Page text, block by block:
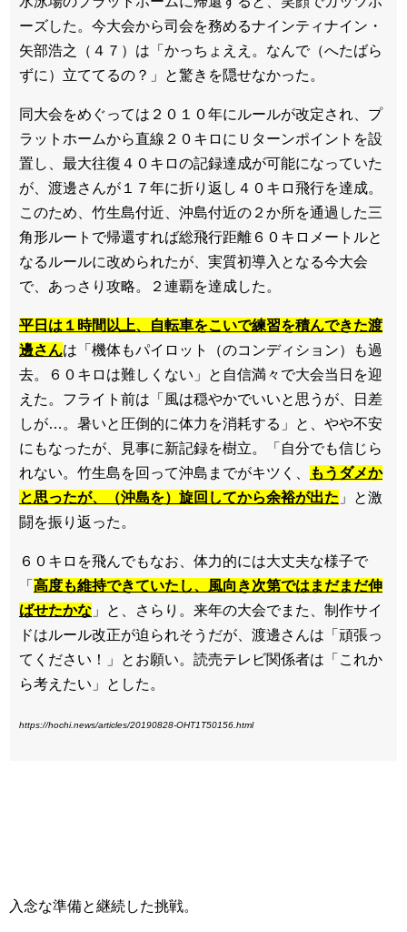
ーズした。今大会から司会を務めるナインティナイン・
矢部浩之（４７）は「かっちょええ。なんで（へたばら
ずに）立ててるの？」と驚きを隠せなかった。
同大会をめぐっては２０１０年にルールが改定され、プ
ラットホームから直線２０キロにＵターンポイントを設
置し、最大往復４０キロの記録達成が可能になっていた
が、渡邊さんが１７年に折り返し４０キロ飛行を達成。
このため、竹生島付近、沖島付近の２か所を通過した三
角形ルートで帰還すれば総飛行距離６０キロメートルと
なるルールに改められたが、実質初導入となる今大会
で、あっさり攻略。２連覇を達成した。
平日は１時間以上、自転車をこいで練習を積んできた渡
邊さんは「機体もパイロット（のコンディション）も過
去。６０キロは難しくない」と自信満々で大会当日を迎
えた。フライト前は「風は穏やかでいいと思うが、日差
しが…。暑いと圧倒的に体力を消耗する」と、やや不安
にもなったが、見事に新記録を樹立。「自分でも信じら
れない。竹生島を回って沖島までがキツく、
もうダメか
と思ったが、（沖島を）旋回してから余裕が出た 」と激
闘を振り返った。
６０キロを飛んでもなお、体力的には大丈夫な様子で
「 高度も維持できていたし、風向き次第ではまだまだ伸
ばせたかな 」と、さらり。来年の大会でまた、制作サイ
ドはルール改正が迫られそうだが、渡邊さんは「頑張っ
てください！」とお願い。読売テレビ関係者は「これか
ら考えたい」とした。
https://hochi.news/articles/20190828-OHT1T50156.html
入念な準備と継続した挑戦。